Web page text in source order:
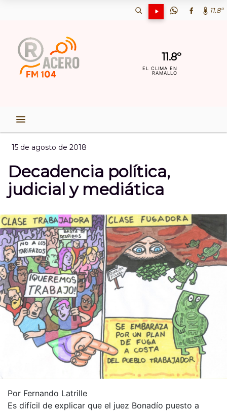
11.8º
11.8º
EL CLIMA EN
RAMALLO
15 de agosto de 2018
Decadencia política,
judicial y mediática
Por Fernando Latrille
Es difícil de explicar que el juez Bonadío puesto a